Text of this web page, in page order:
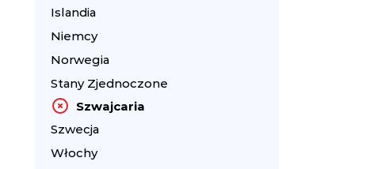
Islandia
Niemcy
Norwegia
Stany Zjednoczone
Szwajcaria
Szwecja
Włochy